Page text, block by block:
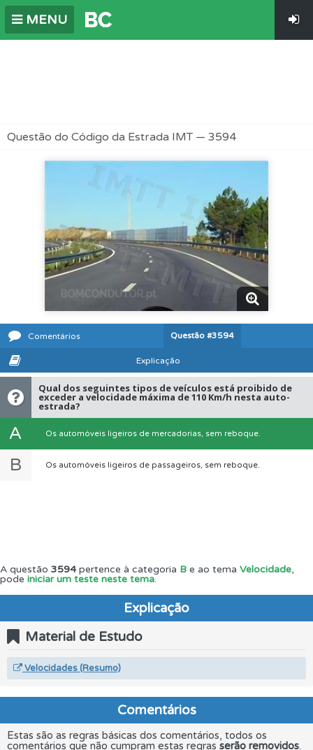
MENU
Questão do Código da Estrada IMT — 3594
Comentários Questão #3594
Explicação
Qual dos seguintes tipos de veículos está proibido de
exceder a velocidade máxima de 110 Km/h nesta auto-
estrada?
A Os automóveis ligeiros de mercadorias, sem reboque.
B Os automóveis ligeiros de passageiros, sem reboque.
A questão 3594pertence à categoria B e ao tema Velocidade,
pode iniciar um teste neste tema.
Explicação
Material de Estudo
Velocidades (Resumo)
Comentários
Estas são as regras básicas dos comentários, todos os
comentários que não cumpram estas regras serão removidos.